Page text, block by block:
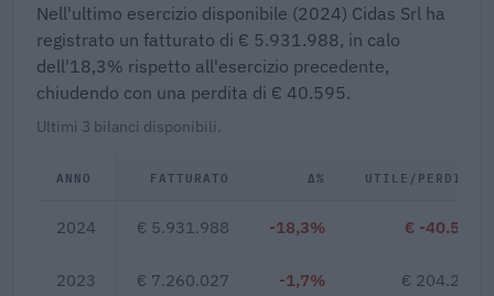
Nell'ultimo esercizio disponibile (2024) Cidas Srl ha
registrato un fatturato di € 5.931.988, in calo
dell'18,3% rispetto all'esercizio precedente,
chiudendo con una perdita di € 40.595.
Ultimi 3 bilanci disponibili.
ANNO FATTURATO Δ% UTILE/PERDITA
2024 € 5.931.988 -18,3% € -40.595
2023 € 7.260.027 -1,7% € 204.269